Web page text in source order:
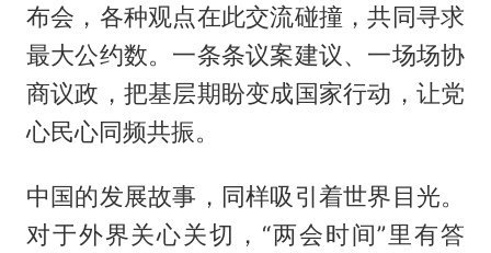
布会，各种观点在此交流碰撞，共同寻求
最大公约数。一条条议案建议、一场场协
商议政，把基层期盼变成国家行动，让党
心民心同频共振。
中国的发展故事，同样吸引着世界目光。
对于外界关心关切，“两会时间”里有答